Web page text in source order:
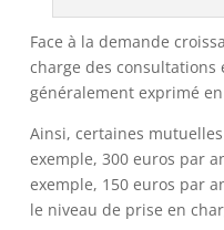
Face à la demande
charge des
généralement exprimé
Ainsi, certaines
exemple, 300 euros par
exemple, 150 euros par
le niveau de prise en